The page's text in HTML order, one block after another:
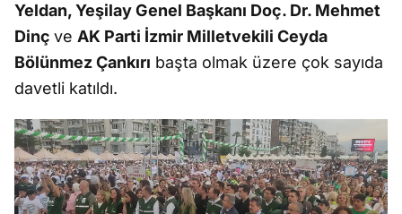
Yeldan, Yeşilay Genel Başkanı Doç. Dr. Mehmet
Dinç ve AK Parti İzmir Milletvekili Ceyda
Bölünmez Çankırı başta olmak üzere çok sayıda
davetli katıldı.